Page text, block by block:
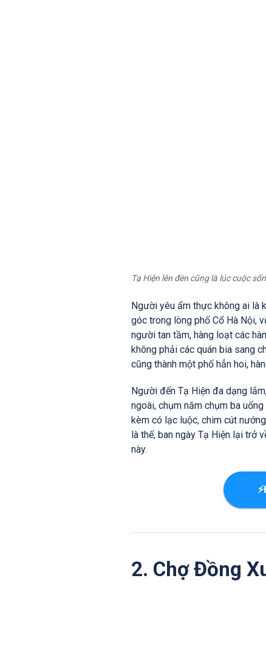
Tạ Hiện lên đèn cũng là lúc cuộc
Người yêu ẩm thực không ai là
góc trong lòng phố Cổ Hà Nội,
người tan tầm, hàng loạt các
không phải các quán bia sang
cũng thành một phố hẳn hoi,
Người đến Tạ Hiện đa dạng
ngoài, chụm năm chụm ba
kèm có lạc luộc, chim cút
là thế, ban ngày Tạ Hiện lại trở
này.
2. Chợ Đồng